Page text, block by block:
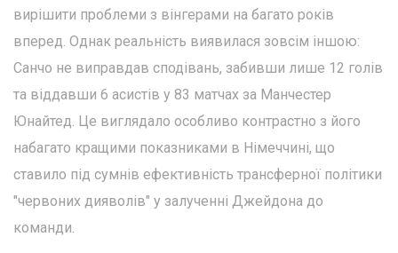
вирішити проблеми з вінгерами на багато років
вперед. Однак реальність виявилася зовсім іншою:
Санчо не виправдав сподівань, забивши лише 12 голів
та віддавши 6 асистів у 83 матчах за Манчестер
Юнайтед. Це виглядало особливо контрастно з його
набагато кращими показниками в Німеччині, що
ставило під сумнів ефективність трансферної політики
"червоних дияволів" у залученні Джейдона до
команди.